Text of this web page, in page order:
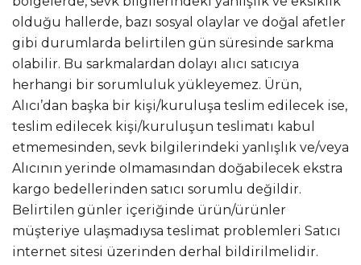
olduğu hallerde, bazı sosyal olaylar ve doğal afetler
gibi durumlarda belirtilen gün süresinde sarkma
olabilir. Bu sarkmalardan dolayı alıcı satıcıya
herhangi bir sorumluluk yükleyemez. Ürün,
Alıcı’dan başka bir kişi/kuruluşa teslim edilecek ise,
teslim edilecek kişi/kuruluşun teslimatı kabul
etmemesinden, sevk bilgilerindeki yanlışlık ve/veya
Alıcının yerinde olmamasından doğabilecek ekstra
kargo bedellerinden satıcı sorumlu değildir.
Belirtilen günler içeriğinde ürün/ürünler
müşteriye ulaşmadıysa teslimat problemleri Satıcı
internet sitesi üzerinden derhal bildirilmelidir.